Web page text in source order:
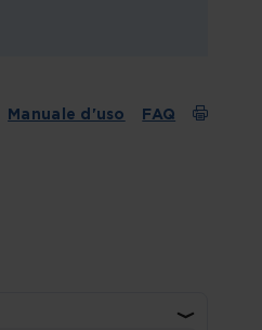
Manuale d'uso FAQ